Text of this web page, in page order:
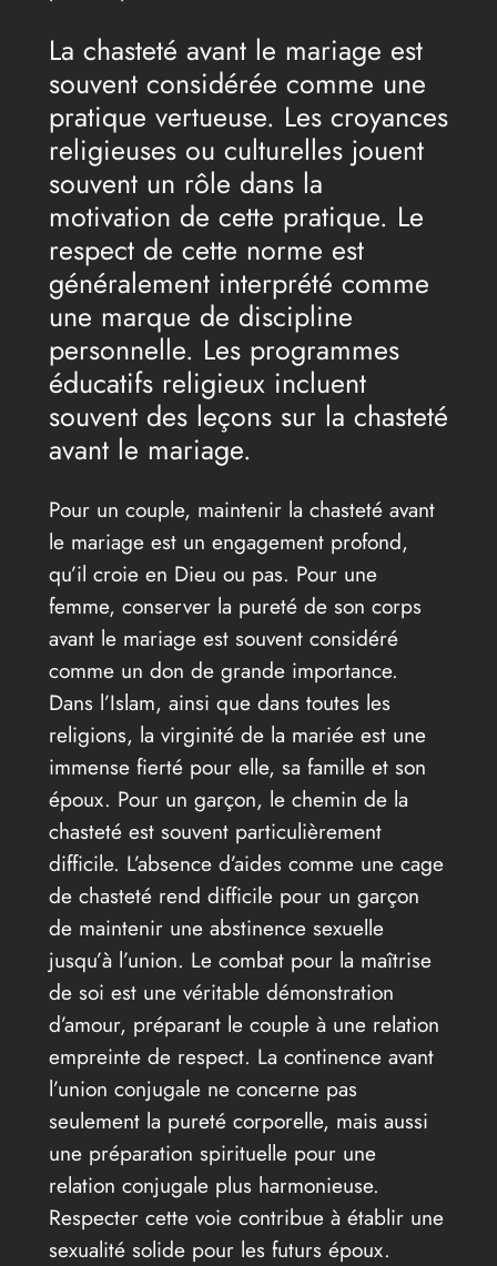
La chasteté avant le mariage est
souvent considérée comme une
pratique vertueuse. Les croyances
religieuses ou culturelles jouent
souvent un rôle dans la
motivation de cette pratique. Le
respect de cette norme est
généralement interprété comme
une marque de discipline
personnelle. Les programmes
éducatifs religieux incluent
souvent des leçons sur la chasteté
avant le mariage.
Pour un couple, maintenir la chasteté avant
le mariage est un engagement profond,
qu’il croie en Dieu ou pas. Pour une
femme, conserver la pureté de son corps
avant le mariage est souvent considéré
comme un don de grande importance.
Dans l’Islam, ainsi que dans toutes les
religions, la virginité de la mariée est une
immense fierté pour elle, sa famille et son
époux. Pour un garçon, le chemin de la
chasteté est souvent particulièrement
difficile. L’absence d’aides comme une cage
de chasteté rend difficile pour un garçon
de maintenir une abstinence sexuelle
jusqu’à l’union. Le combat pour la maîtrise
de soi est une véritable démonstration
d’amour, préparant le couple à une relation
empreinte de respect. La continence avant
l’union conjugale ne concerne pas
seulement la pureté corporelle, mais aussi
une préparation spirituelle pour une
relation conjugale plus harmonieuse.
Respecter cette voie contribue à établir une
sexualité solide pour les futurs époux.